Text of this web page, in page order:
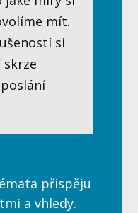
mít.
si
přispěju
a vhledy.